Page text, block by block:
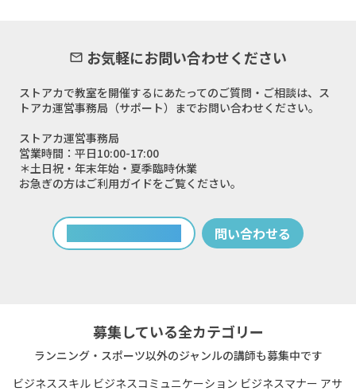
mail_outline お気軽にお問い合わせください
ストアカで教室を開催するにあたってのご質問・ご相談は、ス
トアカ運営事務局（サポート）までお問い合わせください。
ストアカ運営事務局
営業時間：平日10:00-17:00
＊土日祝・年末年始・夏季臨時休業
お急ぎの方はご利用ガイドをご覧ください。
問い合わせる
募集している全カテゴリー
ランニング・スポーツ以外のジャンルの講師も募集中です
ビジネススキル ビジネスコミュニケーション ビジネスマナー アサ